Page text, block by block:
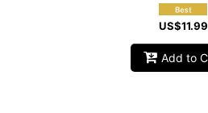
US$11.99
Add to